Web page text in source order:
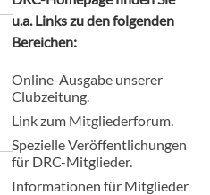
u.a. Links zu den folgenden
Bereichen:
Online-Ausgabe unserer
Clubzeitung.
Link zum Mitgliederforum.
Spezielle Veröffentlichungen
für DRC-Mitglieder.
Informationen für Mitglieder